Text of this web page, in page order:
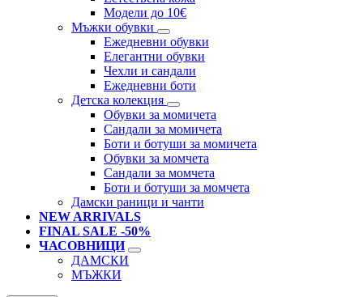
Модели до 10€
Мъжки обувки
Ежедневни обувки
Елегантни обувки
Чехли и сандали
Ежедневни боти
Детска колекция
Обувки за момичета
Сандали за момичета
Боти и ботуши за момичета
Обувки за момчета
Сандали за момчета
Боти и ботуши за момчета
Дамски раници и чанти
NEW ARRIVALS
FINAL SALE -50%
ЧАСОВНИЦИ
ДАМСКИ
МЪЖКИ